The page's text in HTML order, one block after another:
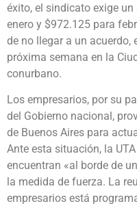
éxito, el sindicato exige
enero y $972.125 para
de no llegar a un acuerdo,
próxima semana en la
conurbano.
Los empresarios, por su
del Gobierno nacional,
de Buenos Aires para
Ante esta situación, la
encuentran «al borde de
la medida de fuerza. La
empresarios está